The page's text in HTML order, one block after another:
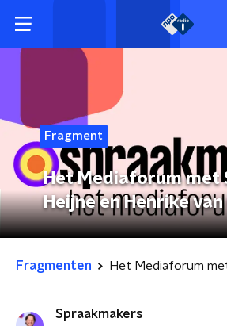
Fragment
Het Mediaforum met
Heijne en Henrike
Fragmenten
Spraakmakers